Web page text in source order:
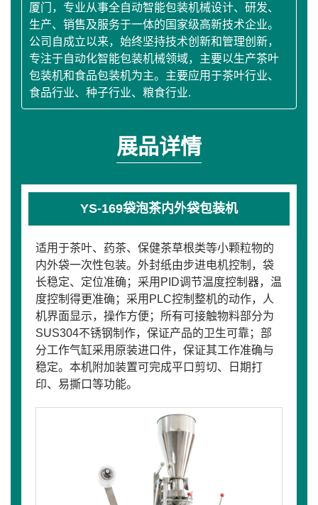
厦门，专业从事全自动智能包装机械设计、研发、
生产、销售及服务于一体的国家级高新技术企业。
公司自成立以来，始终坚持技术创新和管理创新，
专注于自动化智能包装机械领域，主要以生产茶叶
包装机和食品包装机为主。主要应用于茶叶行业、
食品行业、种子行业、粮食行业.
展品详情
YS-169袋泡茶内外袋包装机
适用于茶叶、药茶、保健茶草根类等小颗粒物的
内外袋一次性包装。外封纸由步进电机控制，袋
长稳定、定位准确；采用PID调节温度控制器，温
度控制得更准确；采用PLC控制整机的动作，人
机界面显示，操作方便；所有可接触物料部分为
SUS304不锈钢制作，保证产品的卫生可靠；部
分工作气缸采用原装进口件，保证其工作准确与
稳定。本机附加装置可完成平口剪切、日期打
印、易撕口等功能。